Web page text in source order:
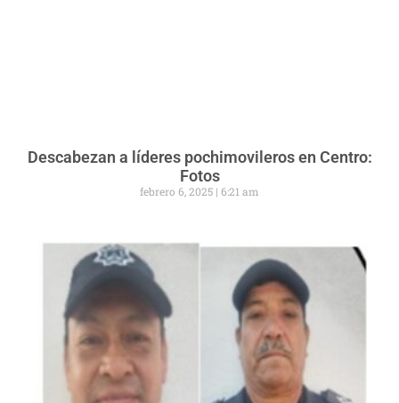
Descabezan a líderes pochimovileros en Centro:
Fotos
febrero 6, 2025 6:21 am